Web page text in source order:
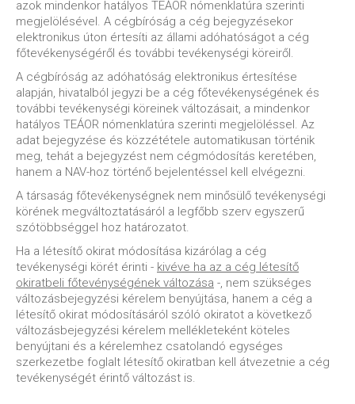
azok mindenkor hatályos TEÁOR nómenklatúra szerinti
megjelölésével. A cégbíróság a cég bejegyzésekor
elektronikus úton értesíti az állami adóhatóságot a cég
főtevékenységéről és további tevékenységi köreiről.
A cégbíróság az adóhatóság elektronikus értesítése
alapján, hivatalból jegyzi be a cég főtevékenységének és
további tevékenységi köreinek változásait, a mindenkor
hatályos TEÁOR nómenklatúra szerinti megjelöléssel. Az
adat bejegyzése és közzététele automatikusan történik
meg, tehát a bejegyzést nem cégmódosítás keretében,
hanem a NAV-hoz történő bejelentéssel kell elvégezni.
A társaság főtevékenységnek nem minősülő tevékenységi
körének megváltoztatásáról a legfőbb szerv egyszerű
szótöbbséggel hoz határozatot.
Ha a létesítő okirat módosítása kizárólag a cég
tevékenységi körét érinti - kivéve ha az a cég létesítő
okiratbeli főtevénységének változása -, nem szükséges
változásbejegyzési kérelem benyújtása, hanem a cég a
létesítő okirat módosításáról szóló okiratot a következő
változásbejegyzési kérelem mellékleteként köteles
benyújtani és a kérelemhez csatolandó egységes
szerkezetbe foglalt létesítő okiratban kell átvezetnie a cég
tevékenységét érintő változást is.